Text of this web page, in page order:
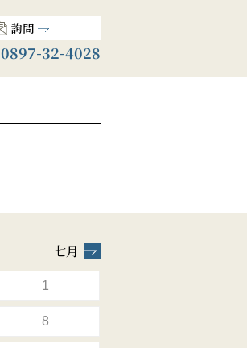
詢問
0897-32-4028
七月
1
8